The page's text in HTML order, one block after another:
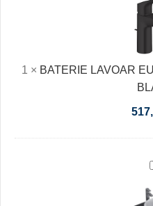
1 × BATERIE LAVOAR